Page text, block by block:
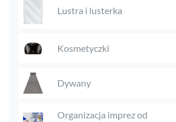
Lustra i lusterka
Kosmetyczki
Dywany
Organizacja imprez od